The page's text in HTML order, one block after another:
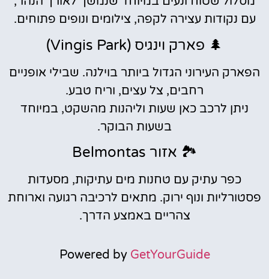
עם נקודות עצירה לקפה, צילומים ונופים פתוחים.
🌲 פארק וינגיס (Vingis Park)
הפארק העירוני הגדול ביותר בוילנה. שבילי אופניים
רחבים, צל עצים, וריח טבע.
ניתן לרכב כאן שעות וליהנות מהשקט, במיוחד
בשעות הבוקר.
🏞️ אזור Belmontas
כפר עתיק עם טחנות מים עתיקות, מסעדות
פסטורליות ונוף ירוק. מתאים לרכיבה רגועה וארוחת
צהריים באמצע הדרך.
Powered by GetYourGuide